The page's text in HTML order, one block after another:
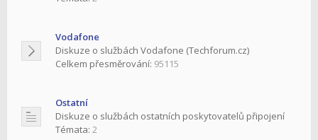
Vodafone
Diskuze o službách Vodafone (Techforum.cz)
Celkem přesměrování: 95115
Ostatní
Diskuze o službách ostatních poskytovatelů připojení
Témata: 2